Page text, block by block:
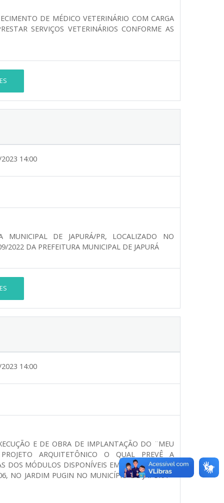
DE MÉDICO VETERINÁRIO COM CARGA
SERVIÇOS VETERINÁRIOS CONFORME AS
14:00
MUNICIPAL DE JAPURÁ/PR, LOCALIZADO NO
2022 DA PREFEITURA MUNICIPAL DE JAPURÁ
14:00
E DE OBRA DE IMPLANTAÇÃO DO ¨MEU
ARQUITETÔNICO O QUAL PREVÊ A
DOS MÓDULOS DISPONÍVEIS EM PROJETO, COM
NO JARDIM PUGIN NO MUNICÍPIO DE JAPURÁ –